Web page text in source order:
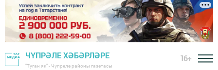
ЧҮПРӘЛЕ ХӘБӘРЛӘРЕ
"Туган як" - Чүпрәле районы газетасы
16+